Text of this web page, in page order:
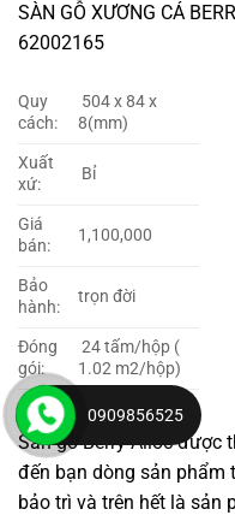
SÀN GỖ XƯƠNG CÁ
62002165
Quy
cách:
504 x 84 x
8(mm)
Xuất
xứ:
Bỉ
Giá
bán:
1,100,000
Bảo
hành:
trọn đời
Đóng
gói:
24 tấm/hộp (
1.02 m2/hộp)
Sàn gỗ Berry Alloc được
đến bạn dòng sản phẩm
bảo trì và trên hết là sản
0909856525